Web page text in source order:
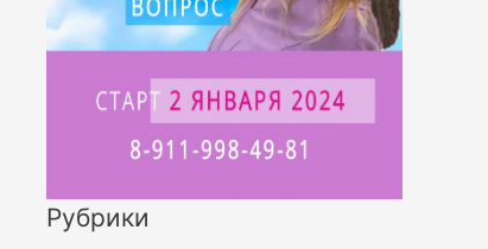
Рубрики